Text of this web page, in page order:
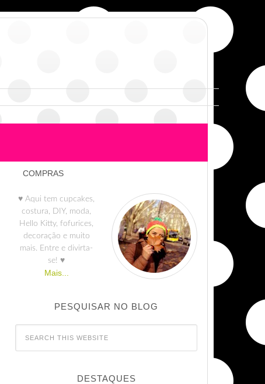
COMPRAS
♥ Aqui tem cupcakes,
costura, DIY, moda,
Hello Kitty, fofurices,
decoração e muito
mais. Entre e divirta-
se! ♥
Mais...
PESQUISAR NO BLOG
DESTAQUES